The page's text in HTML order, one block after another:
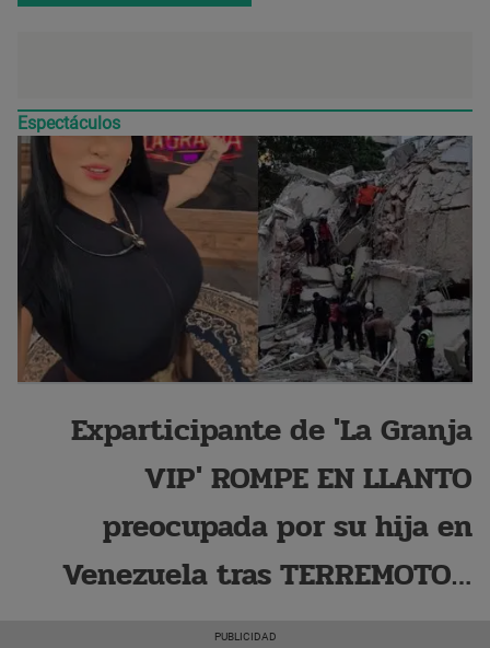
Espectáculos
Exparticipante de 'La Granja
VIP' ROMPE EN LLANTO
preocupada por su hija en
Venezuela tras TERREMOTOS:
“No pude comunicarme con